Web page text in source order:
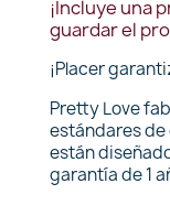
¡Incluye una
guardar el
¡Placer
Pretty Love
estándares
están
garantía de 1